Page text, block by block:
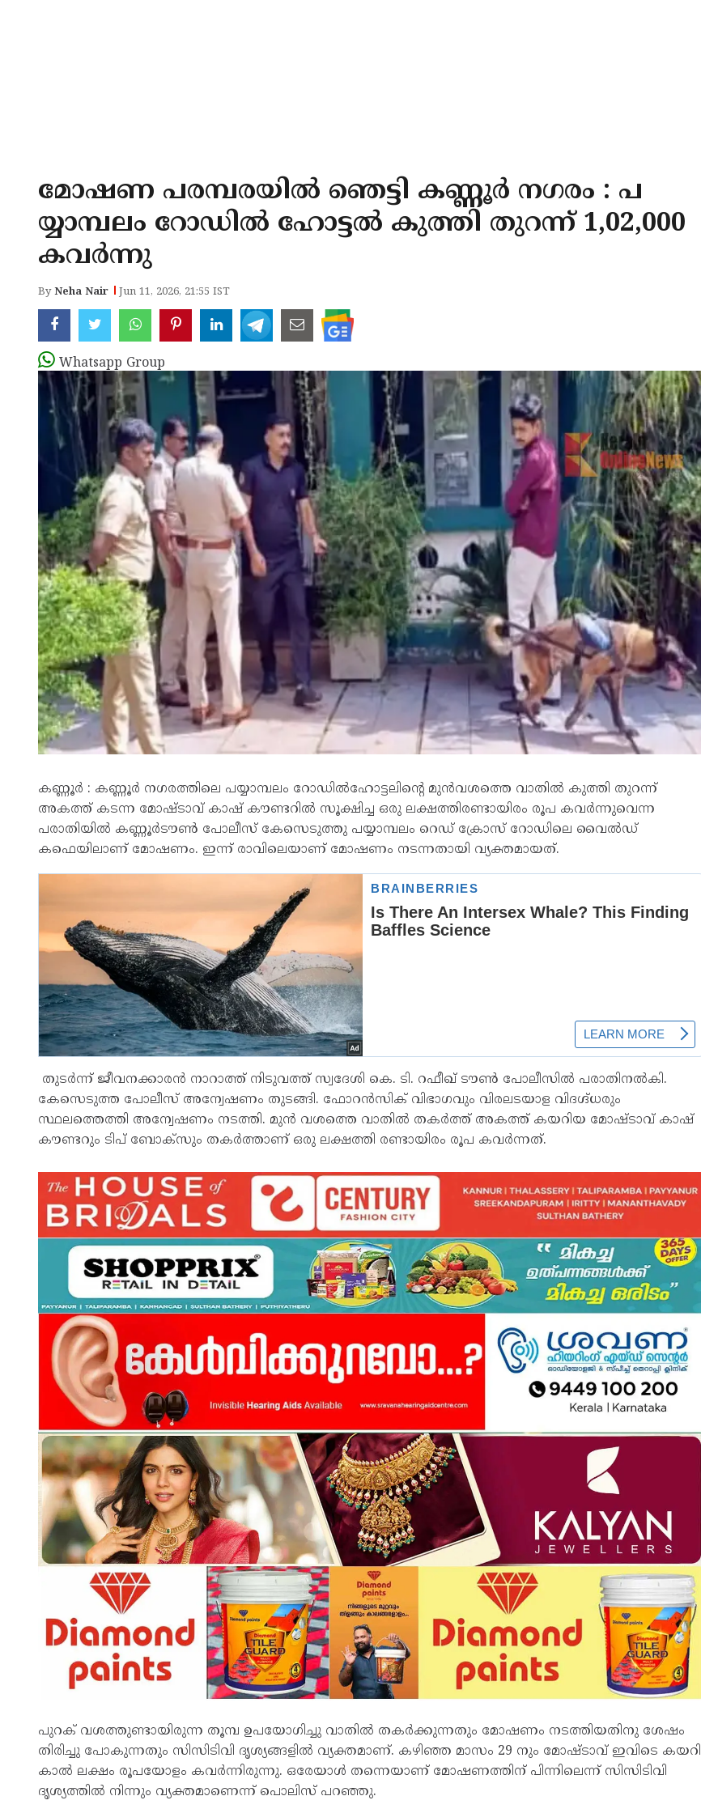
മോഷണ പരമ്പരയിൽ ഞെട്ടി കണ്ണൂർ നഗരം : പ
യ്യാമ്പലം റോഡിൽ ഹോട്ടൽ കുത്തി തുറന്ന് 1,02,000
കവർന്നു
ByNeha Nair Jun 11, 2026, 21:55 IST
Whatsapp Group
കണ്ണൂർ : കണ്ണൂർ നഗരത്തിലെ പയ്യാമ്പലം റോഡിൽഹോട്ടലിൻ്റെ മുൻവശത്തെ വാതിൽ കുത്തി തുറന്ന്
അകത്ത് കടന്ന മോഷ്ടാവ് കാഷ് കൗണ്ടറിൽ സൂക്ഷിച്ച ഒരു ലക്ഷത്തിരണ്ടായിരം രൂപ കവർന്നുവെന്ന
പരാതിയിൽ കണ്ണൂർടൗൺ പോലീസ് കേസെടുത്തു പയ്യാമ്പലം റെഡ് ക്രോസ് റോഡിലെ വൈൽഡ്
കഫെയിലാണ് മോഷണം. ഇന്ന് രാവിലെയാണ് മോഷണം നടന്നതായി വ്യക്തമായത്.
തുടർന്ന് ജീവനക്കാരൻ നാറാത്ത് നിടുവത്ത് സ്വദേശി കെ. ടി. റഫീഖ് ടൗൺ പോലീസിൽ പരാതിനൽകി.
കേസെടുത്ത പോലീസ് അന്വേഷണം തുടങ്ങി. ഫോറൻസിക് വിഭാഗവും വിരലടയാള വിദഗ്ദ്ധരും
സ്ഥലത്തെത്തി അന്വേഷണം നടത്തി. മുൻ വശത്തെ വാതിൽ തകർത്ത് അകത്ത് കയറിയ മോഷ്ടാവ് കാഷ്
കൗണ്ടറും ടിപ് ബോക്സും തകർത്താണ് ഒരു ലക്ഷത്തി രണ്ടായിരം രൂപ കവർന്നത്.
പുറക് വശത്തുണ്ടായിരുന്ന തൂമ്പ ഉപയോഗിച്ചു വാതിൽ തകർക്കുന്നതും മോഷണം നടത്തിയതിനു ശേഷം
തിരിച്ചു പോകുന്നതും സിസിടിവി ദൃശ്യങ്ങളിൽ വ്യക്തമാണ്. കഴിഞ്ഞ മാസം 29 നും മോഷ്ടാവ് ഇവിടെ കയറി
കാൽ ലക്ഷം രൂപയോളം കവർന്നിരുന്നു. ഒരേയാൾ തന്നെയാണ് മോഷണത്തിന് പിന്നിലെന്ന് സിസിടിവി
ദൃശ്യത്തിൽ നിന്നും വ്യക്തമാണെന്ന് പൊലിസ് പറഞ്ഞു.